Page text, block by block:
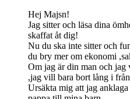
Hej Majsn!
Jag sitter och läsa dina
skaffat åt dig!
Nu du ska inte sitter och
du bry mer om ekonomi
Om jag är din man och jag
,jag vill bara bort lång i
Ursäkta mig att jag